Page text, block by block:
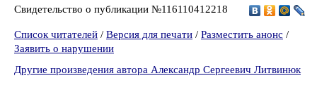
Свидетельство о публикации №116110412218
Список читателей / Версия для печати / Разместить анонс /
Заявить о нарушении
Другие произведения автора Александр Сергеевич Литвинюк